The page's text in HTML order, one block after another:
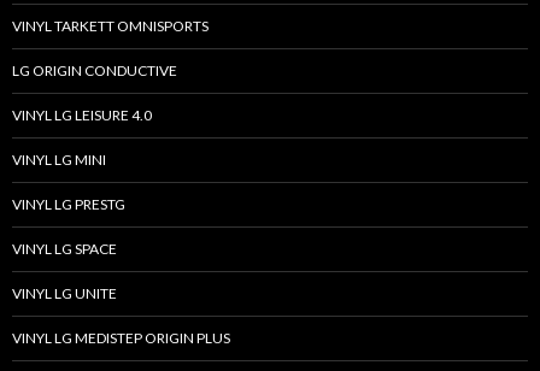
VINYL TARKETT OMNISPORTS
LG ORIGIN CONDUCTIVE
VINYL LG LEISURE 4.0
VINYL LG MINI
VINYL LG PRESTG
VINYL LG SPACE
VINYL LG UNITE
VINYL LG MEDISTEP ORIGIN PLUS